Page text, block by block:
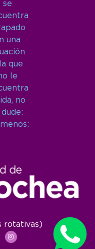
se
una
que
le
no
dude:
rotativas)